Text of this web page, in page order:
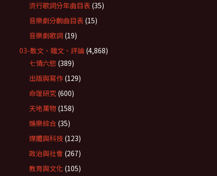
流行歌詞分年曲目表 (35)
音樂劇分齣曲目表 (15)
音樂劇歌詞 (19)
03-散文、雜文、評論 (4,868)
七情六慾 (389)
出版與寫作 (129)
命理研究 (600)
天地萬物 (158)
娛樂綜合 (35)
媒體與科技 (123)
政治與社會 (267)
教育與文化 (105)